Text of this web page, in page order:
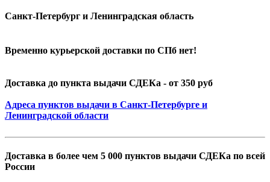
Санкт-Петербург и Ленинградская область
Временно курьерской доставки по СПб нет!
Доставка до пункта выдачи СДЕКа - от 350 руб
Адреса пунктов выдачи в Санкт-Петербурге и
Ленинградской области
Доставка в более чем 5 000 пунктов выдачи СДЕКа по всей
России